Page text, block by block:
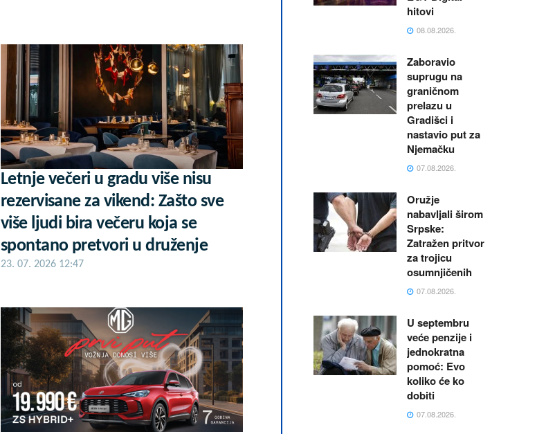
Letnje večeri u gradu više nisu
rezervisane za vikend: Zašto sve
više ljudi bira večeru koja se
spontano pretvori u druženje
23. 07. 2026 12:47
hitovi
08.08.2026.
Zaboravio
suprugu na
graničnom
prelazu u
Gradišci i
nastavio put za
Njemačku
07.08.2026.
Oružje
nabavljali širom
Srpske:
Zatražen pritvor
za trojicu
osumnjičenih
07.08.2026.
U septembru
veće penzije i
jednokratna
pomoć: Evo
koliko će ko
dobiti
07.08.2026.